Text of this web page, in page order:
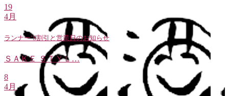
19
4月
ランナー’S割引と営業日のお知らせ
ＳＡＫＥ ＳＴＹＬ…
8
4月